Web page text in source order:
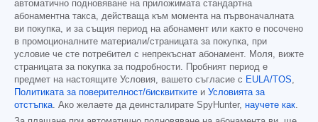
автоматично подновяване на приложимата стандартна
абонаментна такса, действаща към момента на първоначалната
ви покупка, и за същия период на абонамент или както е посочено
в промоционалните материали/страницата за покупка, при
условие че сте потребител с непрекъснат абонамент. Моля, вижте
страницата за покупка за подробности. Пробният период е
предмет на настоящите Условия, вашето съгласие с EULA/TOS
Политиката за поверителност/бисквитките и Условията за
отстъпка . Ако желаете да деинсталирате SpyHunter, научете как